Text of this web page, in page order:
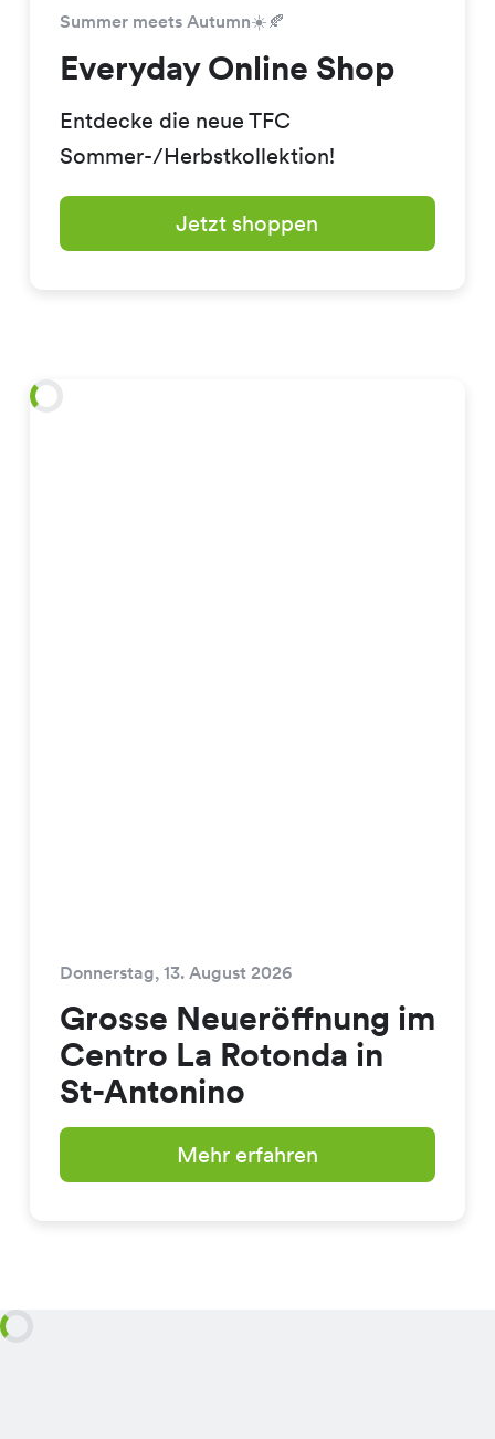
Summer meets Autumn☀️🍂
Everyday Online Shop
Entdecke die neue TFC
Sommer-/Herbstkollektion!
Jetzt shoppen
Donnerstag, 13. August 2026
Grosse Neueröffnung im
Centro La Rotonda in
St-Antonino
Mehr erfahren